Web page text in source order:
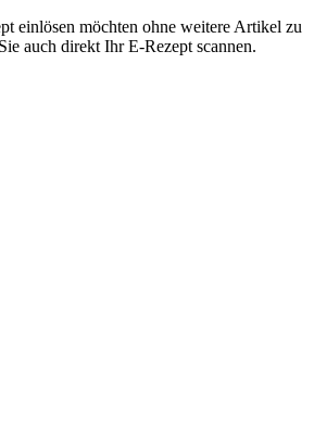
einlösen möchten ohne weitere Artikel zu
auch direkt Ihr E-Rezept scannen.